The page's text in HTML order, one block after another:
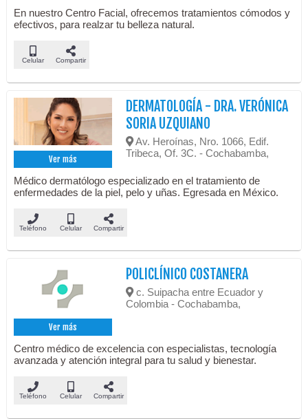
En nuestro Centro Facial, ofrecemos tratamientos cómodos y
efectivos, para realzar tu belleza natural.
Celular Compartir
Ver más
DERMATOLOGÍA - DRA. VERÓNICA
SORIA UZQUIANO
Av. Heroínas, Nro. 1066, Edif.
Tribeca, Of. 3C. - Cochabamba,
Médico dermatólogo especializado en el tratamiento de
enfermedades de la piel, pelo y uñas. Egresada en México.
Teléfono Celular Compartir
Ver más
POLICLÍNICO COSTANERA
c. Suipacha entre Ecuador y
Colombia - Cochabamba,
Centro médico de excelencia con especialistas, tecnología
avanzada y atención integral para tu salud y bienestar.
Teléfono Celular Compartir